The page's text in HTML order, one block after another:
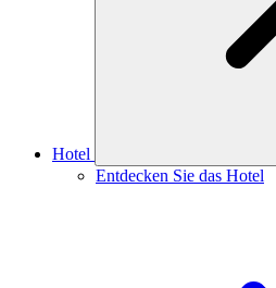
Hotel
Entdecken Sie das Hotel